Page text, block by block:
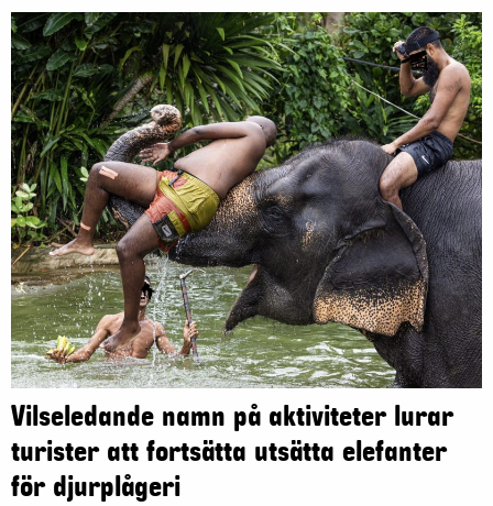
Vilseledande namn på aktiviteter lurar
turister att fortsätta utsätta elefanter
för djurplågeri